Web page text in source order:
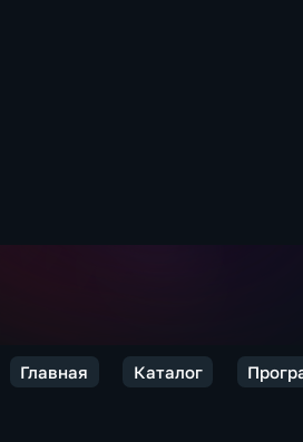
Главная Каталог